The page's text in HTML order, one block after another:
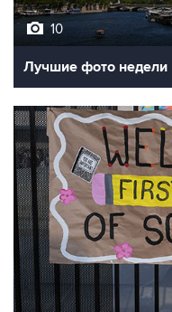
Лучшие фото недели
10